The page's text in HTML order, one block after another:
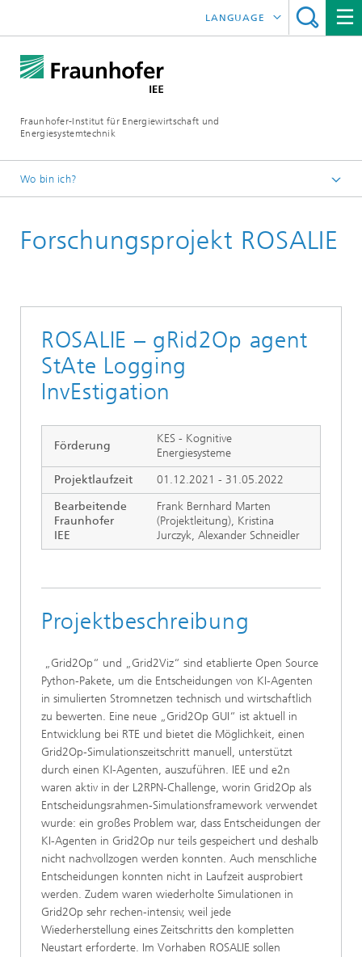
Fraunhofer-Institut für Energiewirtschaft und
Energiesystemtechnik
LANGUAGE
Wo bin ich?
Projekte
Forschungsprojekt ROSALIE
ROSALIE – gRid2Op agent
StAte Logging
InvEstigation
Förderung
KES - Kognitive
Energiesysteme
Projektlaufzeit
01.12.2021 - 31.05.2022
Bearbeitende
Fraunhofer
IEE
Frank Bernhard Marten
(Projektleitung), Kristina
Jurczyk, Alexander Schneidler
Projektbeschreibung
​ „Grid2Op“ und „Grid2Viz“ sind etablierte Open Source
Python-Pakete, um die Entscheidungen von KI-Agenten
in simulierten Stromnetzen technisch und wirtschaftlich
zu bewerten. Eine neue „Grid2Op GUI“ ist aktuell in
Entwicklung bei RTE und bietet die Möglichkeit, einen
Grid2Op-Simulationszeitschritt manuell, unterstützt
durch einen KI-Agenten, auszuführen. IEE und e2n
waren aktiv in der L2RPN-Challenge, worin Grid2Op als
Entscheidungsrahmen-Simulationsframework verwendet
wurde: ein großes Problem war, dass Entscheidungen der
KI-Agenten in Grid2Op nur teils gespeichert und deshalb
nicht nachvollzogen werden konnten. Auch menschliche
Entscheidungen konnten nicht in Laufzeit ausprobiert
werden. Zudem waren wiederholte Simulationen in
Grid2Op sehr rechen-intensiv, weil jede
Wiederherstellung eines Zeitschritts den kompletten
Neustart erforderte. Im Vorhaben ROSALIE sollen